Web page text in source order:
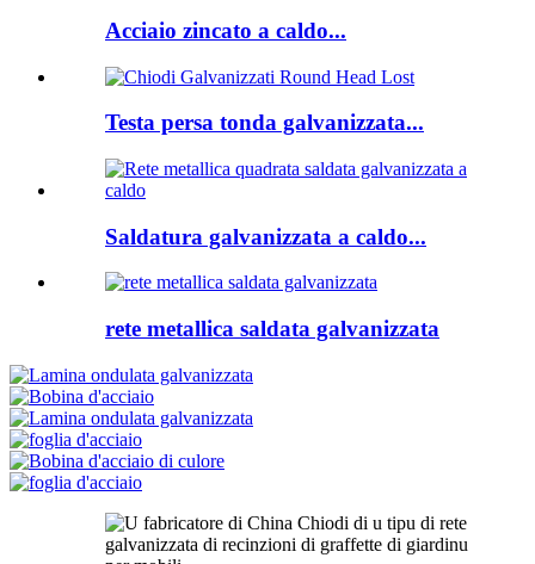
Acciaio zincato a caldo...
Testa persa tonda galvanizzata...
Saldatura galvanizzata a caldo...
rete metallica saldata galvanizzata